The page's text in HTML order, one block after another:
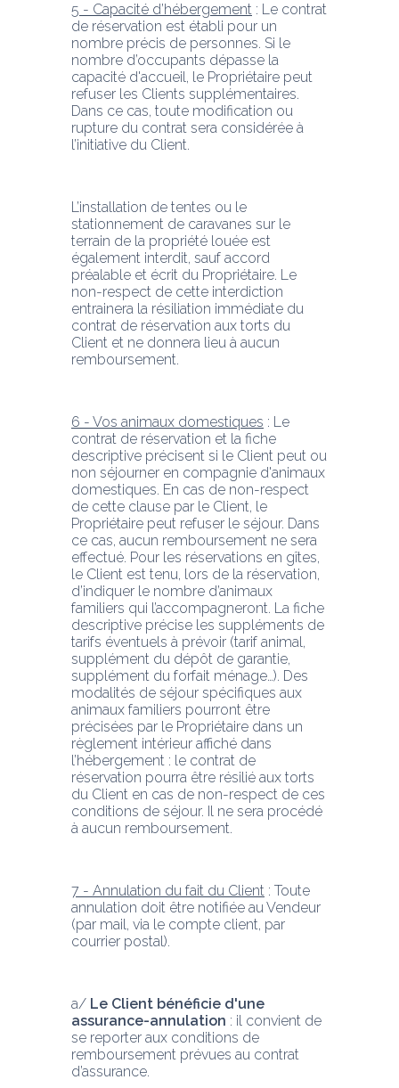
5 - Capacité d’hébergement : Le contrat
de réservation est établi pour un
nombre précis de personnes. Si le
nombre d’occupants dépasse la
capacité d'accueil, le Propriétaire peut
refuser les Clients supplémentaires.
Dans ce cas, toute modification ou
rupture du contrat sera considérée à
l’initiative du Client.
L’installation de tentes ou le
stationnement de caravanes sur le
terrain de la propriété louée est
également interdit, sauf accord
préalable et écrit du Propriétaire. Le
non-respect de cette interdiction
entrainera la résiliation immédiate du
contrat de réservation aux torts du
Client et ne donnera lieu à aucun
remboursement.
6 - Vos animaux domestiques : Le
contrat de réservation et la fiche
descriptive précisent si le Client peut ou
non séjourner en compagnie d'animaux
domestiques. En cas de non-respect
de cette clause par le Client, le
Propriétaire peut refuser le séjour. Dans
ce cas, aucun remboursement ne sera
effectué. Pour les réservations en gîtes,
le Client est tenu, lors de la réservation,
d’indiquer le nombre d’animaux
familiers qui l’accompagneront. La fiche
descriptive précise les suppléments de
tarifs éventuels à prévoir (tarif animal,
supplément du dépôt de garantie,
supplément du forfait ménage…). Des
modalités de séjour spécifiques aux
animaux familiers pourront être
précisées par le Propriétaire dans un
règlement intérieur affiché dans
l’hébergement : le contrat de
réservation pourra être résilié aux torts
du Client en cas de non-respect de ces
conditions de séjour. Il ne sera procédé
à aucun remboursement.
7 - Annulation du fait du Client : Toute
annulation doit être notifiée au Vendeur
(par mail, via le compte client, par
courrier postal).
a/ Le Client bénéficie d'une
assurance-annulation : il convient de
se reporter aux conditions de
remboursement prévues au contrat
d’assurance.